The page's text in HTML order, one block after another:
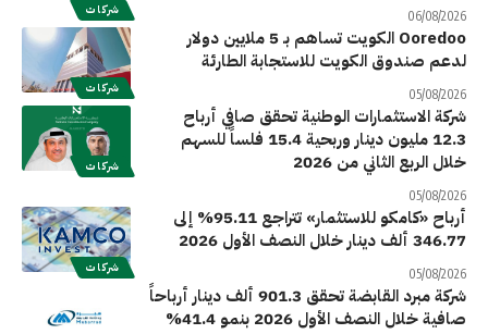
شركات 06/08/2026
شركات
Ooredoo الكويت تساهم بـ 5 ملايين دولار
لدعم صندوق الكويت للاستجابة الطارئة
05/08/2026
شركات
شركة الاستثمارات الوطنية تحقق صافي أرباح
12.3 مليون دينار وربحية 15.4 فلساً للسهم
خلال الربع الثاني من 2026
05/08/2026
شركات
أرباح «كامكو للاستثمار» تتراجع 95.11% إلى
346.77 ألف دينار خلال النصف الأول 2026
05/08/2026
شركة مبرد القابضة تحقق 901.3 ألف دينار أرباحاً
صافية خلال النصف الأول 2026 بنمو 41.4%